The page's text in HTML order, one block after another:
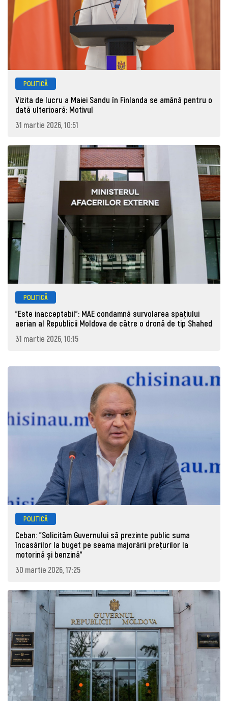
POLITICĂ
Vizita de lucru a Maiei Sandu în Finlanda se amână pentru o
dată ulterioară: Motivul
31 martie 2026, 10:51
POLITICĂ
"Este inacceptabil": MAE condamnă survolarea spațiului
aerian al Republicii Moldova de către o dronă de tip Shahed
31 martie 2026, 10:15
POLITICĂ
Ceban: "Solicităm Guvernului să prezinte public suma
încasărilor la buget pe seama majorării prețurilor la
motorină și benzină"
30 martie 2026, 17:25